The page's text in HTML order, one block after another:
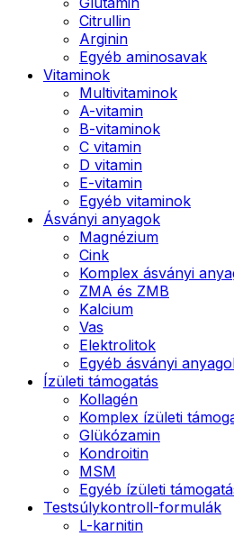
Citrullin
Arginin
Egyéb aminosavak
Vitaminok
Multivitaminok
A-vitamin
B-vitaminok
C vitamin
D vitamin
E-vitamin
Egyéb vitaminok
Ásványi anyagok
Magnézium
Cink
Komplex ásványi
ZMA és ZMB
Kalcium
Vas
Elektrolitok
Egyéb ásványi
Ízületi támogatás
Kollagén
Komplex ízületi
Glükózamin
Kondroitin
MSM
Egyéb ízületi
Testsúlykontroll-formulák
L-karnitin